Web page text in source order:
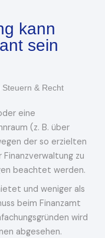
kann
sein
& Recht
eine
(z. B. über
der so erzielten
zu
beachtet werden.
und weniger als
beim Finanzamt
wird
abgesehen.